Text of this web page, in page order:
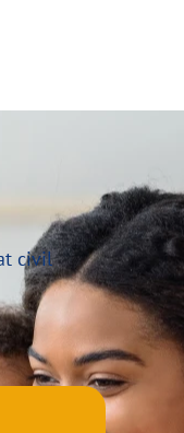
civil